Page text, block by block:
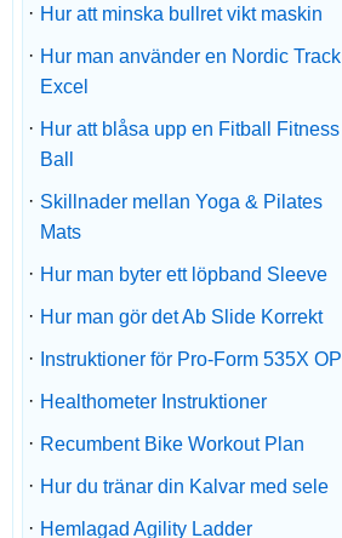
· Hur att minska bullret vikt maskin
· Hur man använder en Nordic Track
Excel
· Hur att blåsa upp en Fitball Fitness
Ball
· Skillnader mellan Yoga & Pilates
Mats
· Hur man byter ett löpband Sleeve
· Hur man gör det Ab Slide Korrekt
·
Instruktioner för Pro-Form 535X OP
· Healthometer Instruktioner
· Recumbent Bike Workout Plan
· Hur du tränar din Kalvar med sele
· Hemlagad Agility Ladder